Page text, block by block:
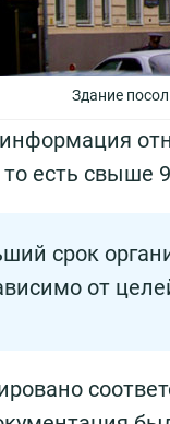
Здание
есть свыше
срок
от